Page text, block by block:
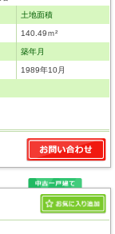
土地面積
140.49ｍ²
築年月
1989年10月